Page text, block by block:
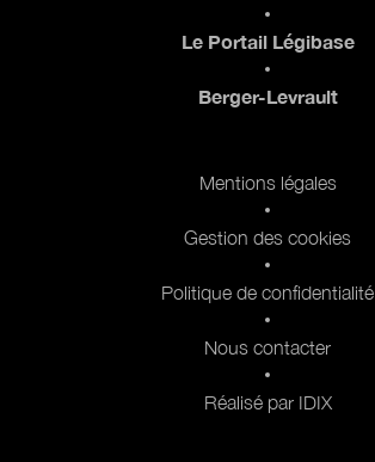
Le Portail Légibase
Berger-Levrault
Mentions légales
Gestion des cookies
Politique de confidentialité
Nous contacter
Réalisé par IDIX